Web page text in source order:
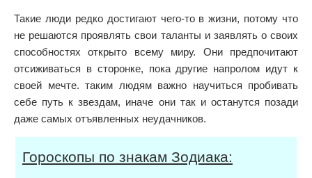
Такие люди редко достигают чего-то в жизни, потому что
не решаются проявлять свои таланты и заявлять о своих
способностях открыто всему миру. Они предпочитают
отсиживаться в сторонке, пока другие напролом идут к
своей мечте. таким людям важно научиться пробивать
себе путь к звездам, иначе они так и останутся позади
даже самых отъявленных неудачников.
Гороскопы по знакам Зодиака: